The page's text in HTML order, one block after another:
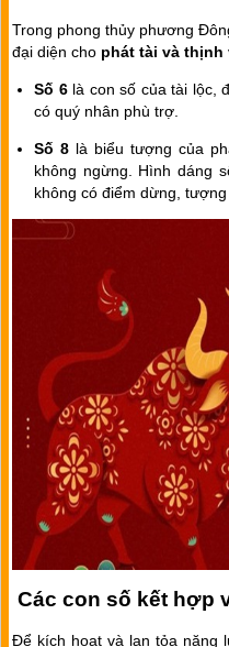
Trong phong thủy phương
đại diện cho phát tài và
Số 6là con số của tài lộc,
có quý nhân phù trợ.
Số 8 là biểu tượng của
không ngừng. Hình dáng
không có điểm dừng,
Các con số kết hợp
Để kích hoạt và lan tỏa năng